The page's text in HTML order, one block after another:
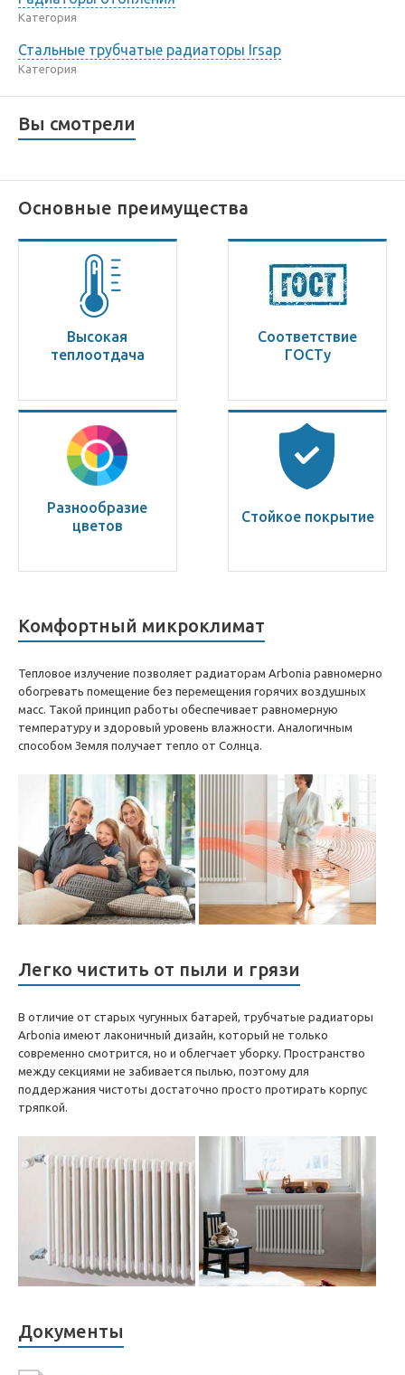
Категория
Стальные трубчатые радиаторы Irsap
Категория
Вы смотрели
Основные преимущества
Высокая
теплоотдача
Соответствие
ГОСТу
Разнообразие
цветов
Стойкое покрытие
Комфортный микроклимат
Тепловое излучение позволяет радиаторам Arbonia равномерно
обогревать помещение без перемещения горячих воздушных
масс. Такой принцип работы обеспечивает равномерную
температуру и здоровый уровень влажности. Аналогичным
способом Земля получает тепло от Солнца.
Легко чистить от пыли и грязи
В отличие от старых чугунных батарей, трубчатые радиаторы
Arbonia имеют лаконичный дизайн, который не только
современно смотрится, но и облегчает уборку. Пространство
между секциями не забивается пылью, поэтому для
поддержания чистоты достаточно просто протирать корпус
тряпкой.
Документы